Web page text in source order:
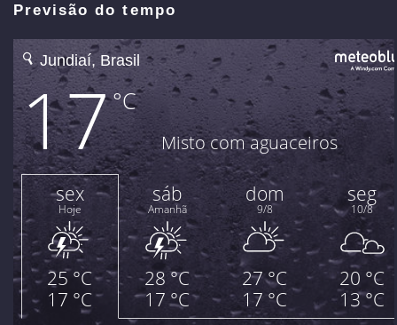
Previsão do tempo